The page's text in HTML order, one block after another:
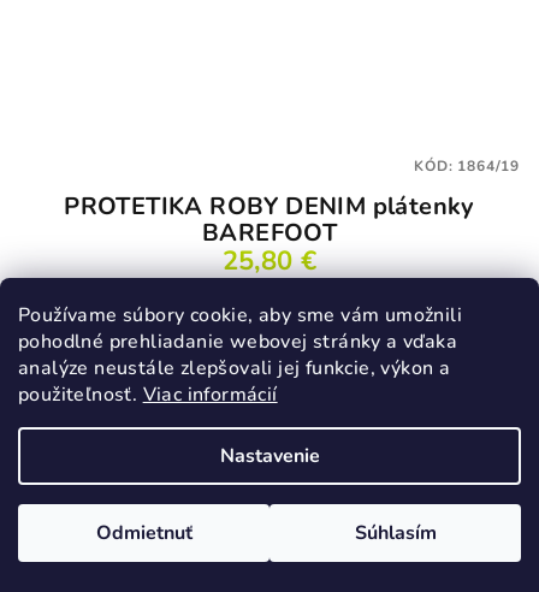
Používame súbory cookie, aby sme vám umožnili
pohodlné prehliadanie webovej stránky a vďaka
analýze neustále zlepšovali jej funkcie, výkon a
použiteľnosť. Viac informácií
Nastavenie
Odmietnuť Súhlasím
PROTETIKA ROBY DENIM plátenky
BAREFOOT
25,80 €
19
Skladom
Detail
KÓD: 1864/19
VÝPREDAJ